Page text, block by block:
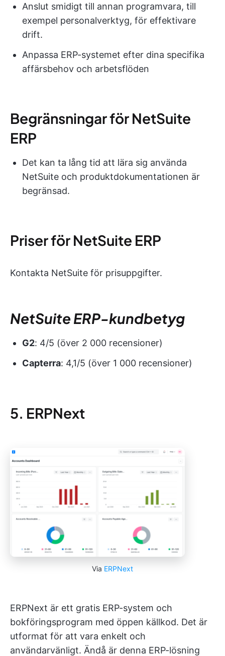
Anslut smidigt till annan programvara, till
exempel personalverktyg, för effektivare
drift.
Anpassa ERP-systemet efter dina specifika
affärsbehov och arbetsflöden
Begränsningar för NetSuite
ERP
Det kan ta lång tid att lära sig använda
NetSuite och produktdokumentationen är
begränsad.
Priser för NetSuite ERP
Kontakta NetSuite för prisuppgifter.
NetSuite ERP-kundbetyg
G2: 4/5 (över 2 000 recensioner)
Capterra: 4,1/5 (över 1 000 recensioner)
5. ERPNext
Via ERPNext
ERPNext är ett gratis ERP-system och
bokföringsprogram med öppen källkod. Det är
utformat för att vara enkelt och
användarvänligt. Ändå är denna ERP-lösning